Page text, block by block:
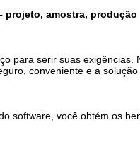
amostra, produção
para serir suas exigências.
conveniente e a
software, você obtém os